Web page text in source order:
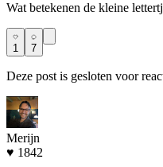
Wat betekenen de kleine
1 7
Deze post is gesloten voor
Merijn
♥ 1842